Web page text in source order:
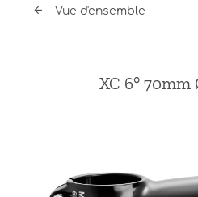
Vue d'ensemble
XC 6° 70mm